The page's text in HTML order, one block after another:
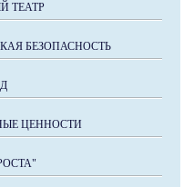
ТЕАТР
БЕЗОПАСНОСТЬ
ЦЕННОСТИ